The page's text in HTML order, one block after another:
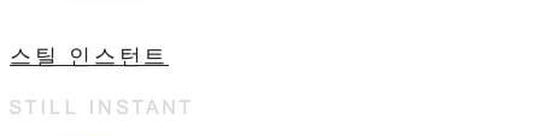
스틸 인스턴트